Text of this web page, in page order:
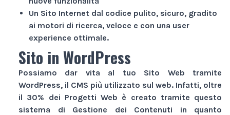
Un Sito Internet dal codice pulito, sicuro, gradito
ai motori di ricerca, veloce e con una user
experience ottimale.
Sito in WordPress
Possiamo dar vita al tuo Sito Web tramite
WordPress, il CMS più utilizzato sul web. Infatti, oltre
il 30% dei Progetti Web è creato tramite questo
sistema di Gestione dei Contenuti in quanto